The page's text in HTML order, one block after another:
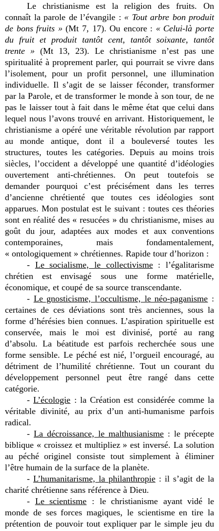
Le christianisme est la religion des fruits. On
connaît la parole de l’évangile : « Tout arbre bon produit
de bons fruits » (Mt 7, 17). Ou encore : « Celui-là porte
du fruit et produit tantôt cent, tantôt soixante, tantôt
trente » (Mt 13, 23). Le christianisme n’est pas une
spiritualité à proprement parler, qui pourrait se vivre dans
l’isolement, pour un profit personnel, une illumination
individuelle. Il s’agit de se laisser féconder, transformer
par la Parole, et de transformer le monde à son tour, de ne
pas le laisser tout à fait dans le même état que celui dans
lequel nous l’avons trouvé en arrivant. Historiquement, le
christianisme a opéré une véritable révolution par rapport
au monde antique, dont il a bouleversé toutes les
structures, toutes les catégories. Depuis au moins trois
siècles, l’occident a développé une quantité d’idéologies
ouvertement anti-chrétiennes. On peut toutefois se
demander pourquoi c’est précisément dans les terres
d’ancienne chrétienté que toutes ces idéologies sont
apparues. Mon postulat est le suivant : toutes ces théories
sont en réalité des « resucées » du christianisme, mises au
goût du jour, adaptées aux modes et aux conventions
contemporaines, mais fondamentalement,
« ontologiquement » chrétiennes. Rapide tour d’horizon :
- Le socialisme, le collectivisme: l’égalitarisme
chrétien est envisagé sous une forme matérielle,
économique, et coupé de sa source transcendante.
- Le gnosticisme, l’occultisme, le néo-paganisme :
certaines de ces déviations sont très anciennes, sous la
forme d’hérésies bien connues. L’aspiration spirituelle est
conservée, mais le moi est divinisé, porté au rang
d’absolu. La béatitude est parfois recherchée sous une
forme sensible. Le péché est nié, l’orgueil encouragé, au
détriment de l’humilité chrétienne. Tout un courant du
développement personnel peut être rangé dans cette
catégorie.
-L’écologie : la Création est considérée comme la
véritable divinité, au prix d’un anti-humanisme parfois
radical.
- La décroissance, le malthusianisme : le précepte
biblique « croissez et multipliez » est inversé. La solution
au péché originel consiste tout simplement à éliminer
l’être humain de la surface de la planète.
- L’humanitarisme, la philanthropie : il s’agit de la
charité chrétienne sans référence à Dieu.
- Le scientisme : le christianisme ayant vidé le
monde de ses forces magiques, le scientisme en tire la
prétention de pouvoir tout expliquer par le simple jeu du